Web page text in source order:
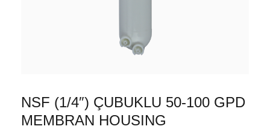
NSF (1/4″) ÇUBUKLU 50-100 GPD
MEMBRAN HOUSING